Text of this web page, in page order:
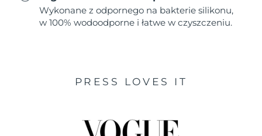
Wykonane z odpornego na bakterie silikonu,
w 100% wodoodporne i łatwe w czyszczeniu.
PRESS LOVES IT